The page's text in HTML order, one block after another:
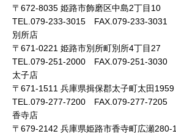
〒672-8035 姫路市飾磨区中島2丁目10
TEL.079-233-3015 FAX.079-233-3031
別所店
〒671-0221 姫路市別所町別所4丁目27
TEL.079-251-2000 FAX.079-251-3030
太子店
〒671-1511 兵庫県揖保郡太子町太田1959
TEL.079-277-7200 FAX.079-277-7205
香寺店
〒679-2142 兵庫県姫路市香寺町広瀬280-1